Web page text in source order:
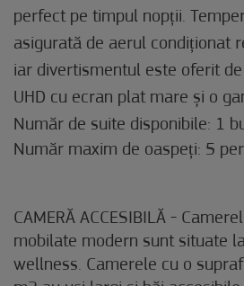
perfect pe timpul nopții.
asigurată de aerul condiționat
iar divertismentul este oferit de
UHD cu ecran plat mare și o
Număr de suite disponibile: 1
Număr maxim de oaspeți: 5
CAMERĂ ACCESIBILĂ -
mobilate modern sunt situate
wellness. Camerele cu o